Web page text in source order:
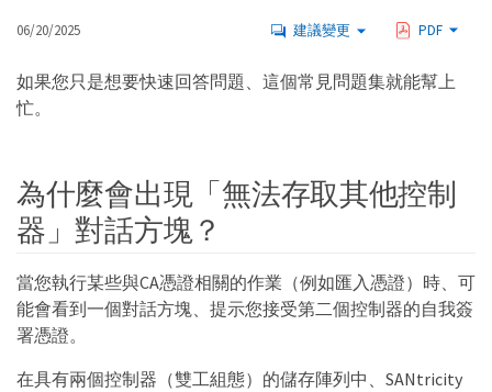
06/20/2025 建議變更 PDF
如果您只是想要快速回答問題、這個常見問題集就能幫上
忙。
為什麼會出現「無法存取其他控制
器」對話方塊？
當您執行某些與CA憑證相關的作業（例如匯入憑證）時、可
能會看到一個對話方塊、提示您接受第二個控制器的自我簽
署憑證。
在具有兩個控制器（雙工組態）的儲存陣列中、SANtricity